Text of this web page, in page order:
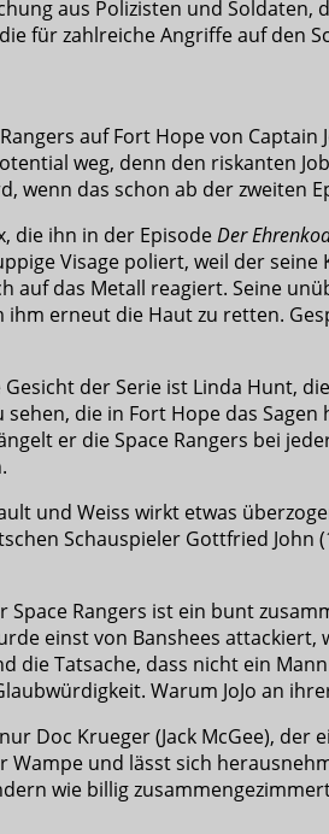
aus Polizisten und
für zahlreiche Angriffe auf den
auf Fort Hope von
weg, denn den riskanten
wenn das schon ab der zweiten
die ihn in der EpisodeDer
Visage poliert, weil der
auf das Metall reagiert. Seine
erneut die Haut zu retten.
der Serie ist Linda Hunt,
die in Fort Hope das
er die Space Rangers bei
und Weiss wirkt etwas
Schauspieler Gottfried
Space Rangers ist ein bunt
einst von Banshees
die Tatsache, dass nicht ein
Warum JoJo an
Doc Krueger (Jack McGee),
Wampe und lässt sich
wie billig